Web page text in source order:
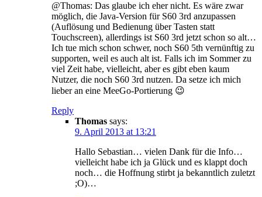
@Thomas: Das glaube ich eher nicht. Es wäre zwar
möglich, die Java-Version für S60 3rd anzupassen
(Auflösung und Bedienung über Tasten statt
Touchscreen), allerdings ist S60 3rd jetzt schon so alt…
Ich tue mich schon schwer, noch S60 5th vernünftig zu
supporten, weil es auch alt ist. Falls ich im Sommer zu
viel Zeit habe, vielleicht, aber es gibt eben kaum
Nutzer, die noch S60 3rd nutzen. Da setze ich mich
lieber an eine MeeGo-Portierung 😉
Reply
Thomas says:
9. April 2013 at 13:21
Hallo Sebastian… vielen Dank für die Info…
vielleicht habe ich ja Glück und es klappt doch
noch… die Hoffnung stirbt ja bekanntlich zuletzt
;O)…